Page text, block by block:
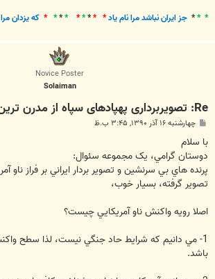
* *
* جز ايران نباشد مرا نام ياد* *
*
*
*
*
*
*
* که يزدان
Novice Poster
Solaiman
Re: تصویربرداری پهپادهای سپاه از مدرن ترین ناو هواپیمابر آمر
پ
ت
چهارشنبه ۱۶ آذر ۱۳۹۰, ۳:۴۵ ب.ظ
با سلام
دوستان گرامي، يک مجموعه سئوال:
پرنده هاي بي سرنشين و تصوير بردار ايراني بر فراز ناو
تصوير گرفته، بسيار خوب،
اصلا رويه واکنش ناو آمريکايي چيست؟
1- مي دانيم که شرايط حاد جنگي نيست، لذا سطح
باشد.